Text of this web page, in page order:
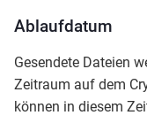
Ablaufdatum
Gesendete Dateien
Zeitraum auf dem
können in diesem